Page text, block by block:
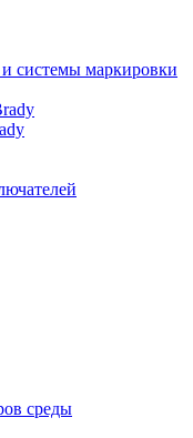
системы маркировки
среды